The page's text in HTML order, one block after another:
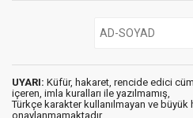
UYARI: Küfür, hakaret, rencide edici
içeren, imla kuralları ile yazılmamış,
Türkçe karakter kullanılmayan ve büyük
onaylanmamaktadır.